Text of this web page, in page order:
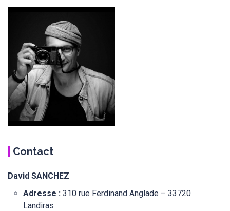
Contact
David SANCHEZ
Adresse : 310 rue Ferdinand Anglade – 33720
Landiras